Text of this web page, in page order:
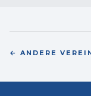
← ANDERE